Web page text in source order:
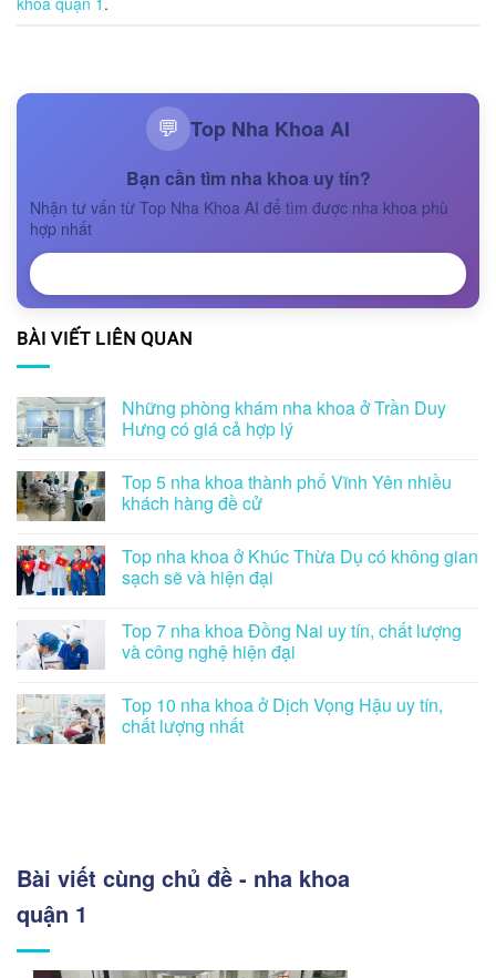
💬 Top Nha Khoa AI
Bạn cần tìm nha khoa uy tín?
Nhận tư vấn từ Top Nha Khoa AI để tìm được nha khoa phù
hợp nhất
BÀI VIẾT LIÊN QUAN
Những phòng khám nha khoa ở Trần Duy
Hưng có giá cả hợp lý
Top 5 nha khoa thành phố Vĩnh Yên nhiều
khách hàng đề cử
Top nha khoa ở Khúc Thừa Dụ có không gian
sạch sẽ và hiện đại
Top 7 nha khoa Đồng Nai uy tín, chất lượng
và công nghệ hiện đại
Top 10 nha khoa ở Dịch Vọng Hậu uy tín,
chất lượng nhất
Bài viết cùng chủ đề - nha khoa
quận 1